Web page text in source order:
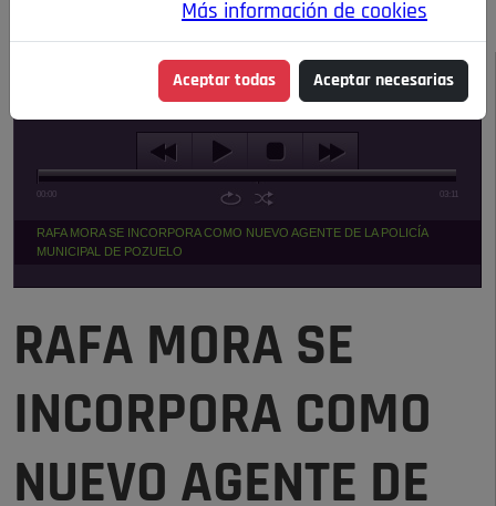
NOTICIAS
Escucha el audio de esta noticia:
00:00 03:11
RAFA MORA SE INCORPORA COMO NUEVO AGENTE DE LA POLICÍA
MUNICIPAL DE POZUELO
RAFA MORA SE
INCORPORA COMO
NUEVO AGENTE DE
Más información de cookies
Aceptar todas Aceptar necesarias